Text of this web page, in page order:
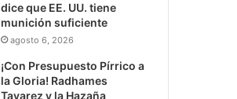
dice que EE. UU. tiene
munición suficiente
agosto 6, 2026
¡Con Presupuesto Pírrico a
la Gloria! Radhames
Tavarez y la Hazaña